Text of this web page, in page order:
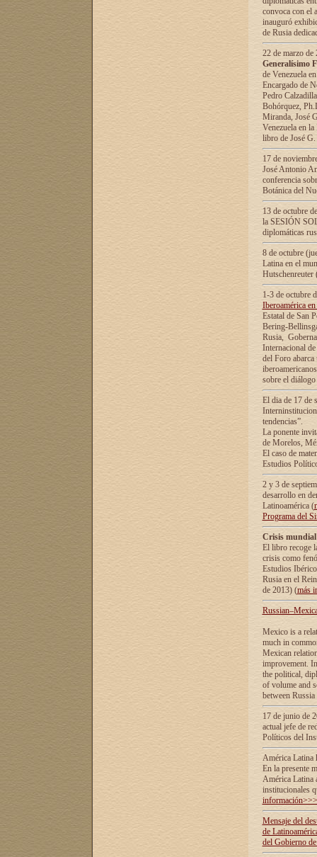
convoca con el
inauguró
de Rusia
22 de marzo
Generalísimo
de Venezuela
Encargado de
Pedro
Bohórquez,
Miranda, José
Venezuela en
libro de José
17 de
José Antonio
conferencia
Botánica del
13 de octubre
la SESIÓN
diplomáticas
8 de octubre
Latina en el
1-3 de octubre
Iberoamérica
Estatal de San
Bering-
Rusia,
Internacional
del Foro
sobre el
El dia de 17 de
tendencias”.
La ponente
de Morelos,
El caso de
Estudios
2 y 3 de
desarrollo en
Latinoamérica (
Programa del
Crisis
El libro recoge
crisis como
Estudios
Rusia en el
de 2013) (más
Mexico is a
much in
Mexican
improvement.
the political,
of volume and
between
17 de junio de
actual jefe de
Políticos del
América Latina
En la presente
América Latina
institucionales
información>>>
Mensaje del
de
del Gobierno